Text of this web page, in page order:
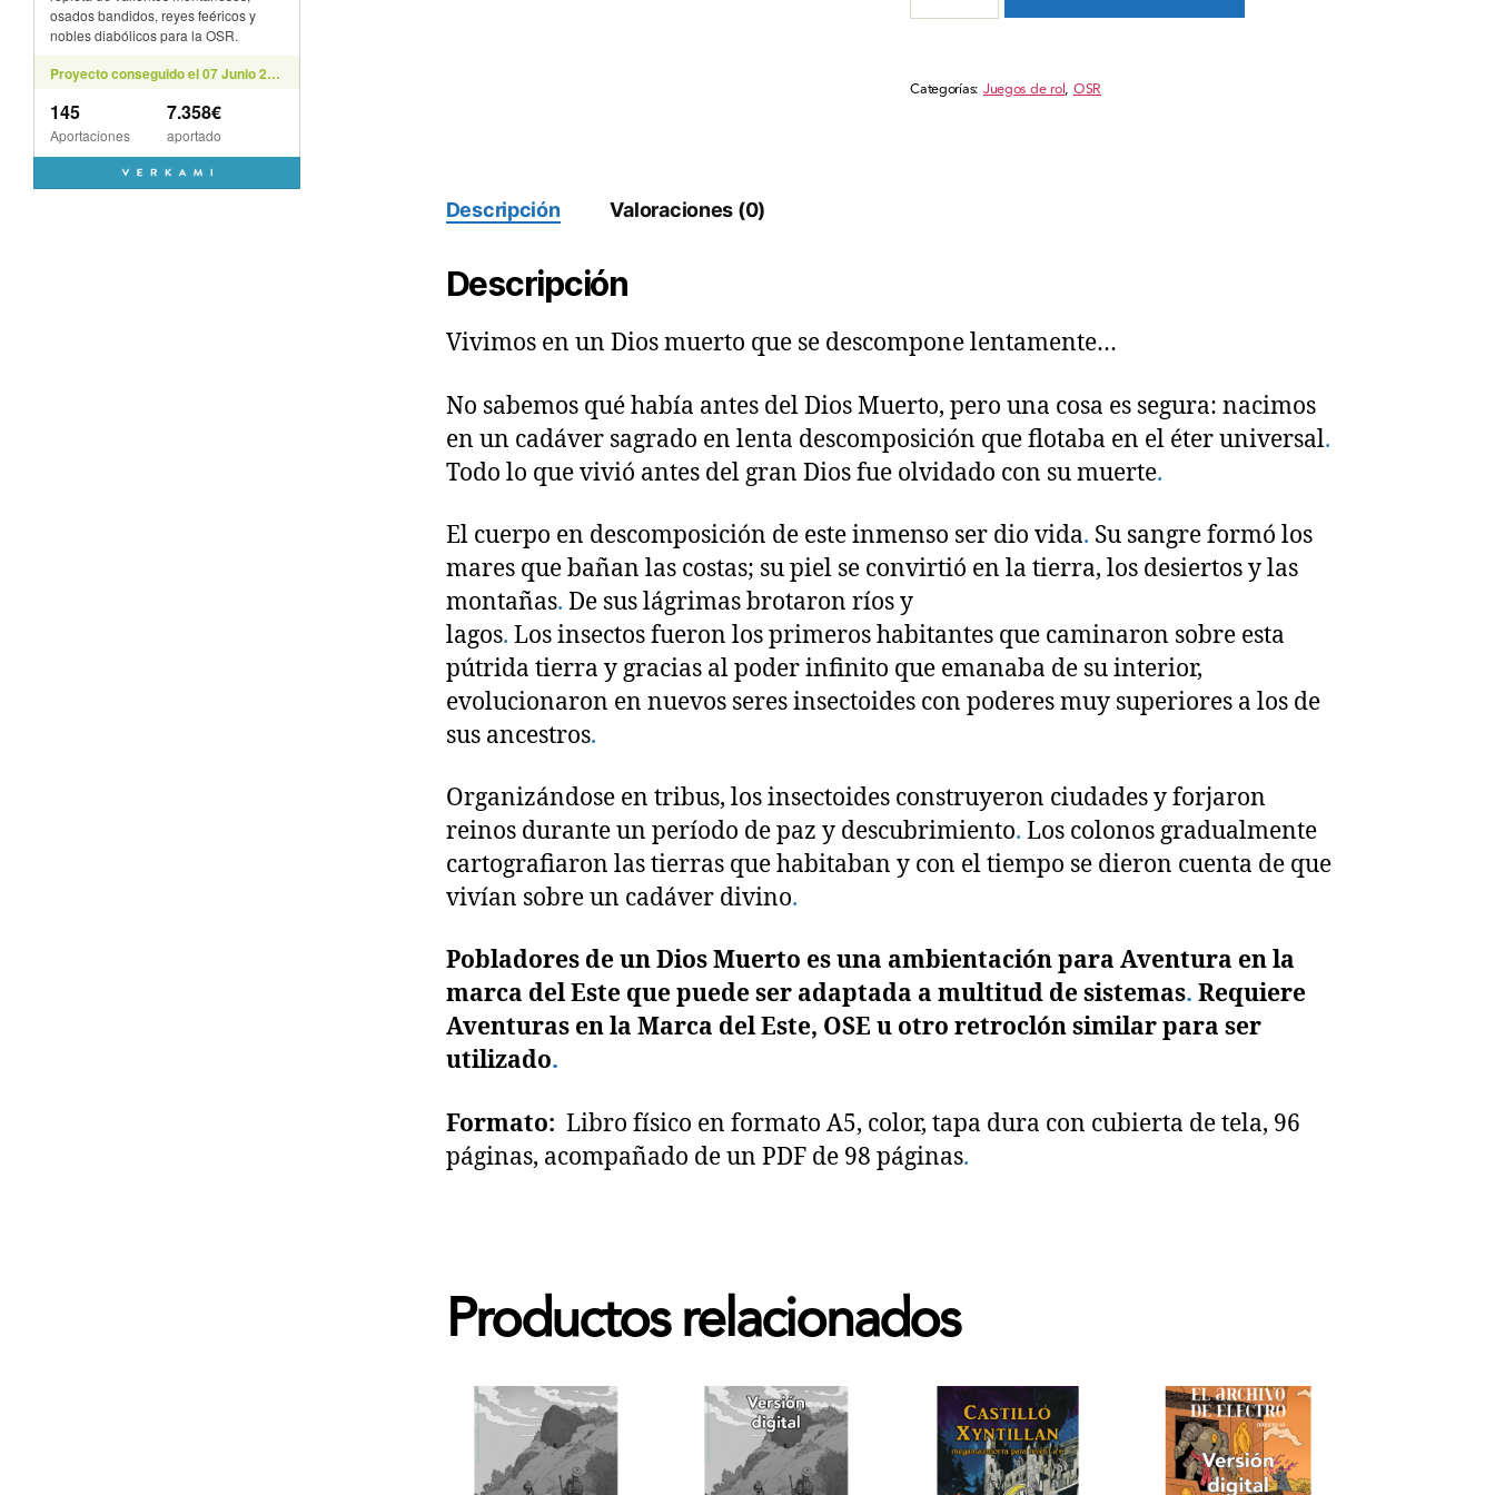
un
muerto
Categorías:Juegos de rol,OSR
Descripción Valoraciones (0)
Descripción
Vivimos en un Dios muerto que se descompone lentamente…
No sabemos qué había antes del Dios Muerto, pero una cosa es segura: nacimos
en un cadáver sagrado en lenta descomposición que flotaba en el éter universal.
Todo lo que vivió antes del gran Dios fue olvidado con su muerte.
El cuerpo en descomposición de este inmenso ser dio vida. Su sangre formó los
mares que bañan las costas; su piel se convirtió en la tierra, los desiertos y las
montañas. De sus lágrimas brotaron ríos y
lagos. Los insectos fueron los primeros habitantes que caminaron sobre esta
pútrida tierra y gracias al poder infinito que emanaba de su interior,
evolucionaron en nuevos seres insectoides con poderes muy superiores a los de
sus ancestros.
Organizándose en tribus, los insectoides construyeron ciudades y forjaron
reinos durante un período de paz y descubrimiento. Los colonos gradualmente
cartografiaron las tierras que habitaban y con el tiempo se dieron cuenta de que
vivían sobre un cadáver divino.
Pobladores de un Dios Muerto es una ambientación para Aventura en la
marca del Este que puede ser adaptada a multitud de sistemas. Requiere
Aventuras en la Marca del Este, OSE u otro retroclón similar para ser
utilizado.
Formato: Libro físico en formato A5, color, tapa dura con cubierta de tela, 96
páginas, acompañado de un PDF de 98 páginas.
Productos relacionados